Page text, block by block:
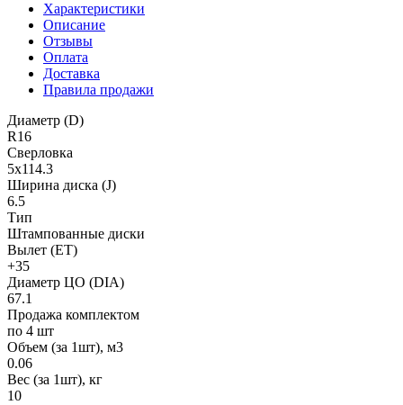
Характеристики
Описание
Отзывы
Оплата
Доставка
Правила продажи
Диаметр (D)
R16
Сверловка
5х114.3
Ширина диска (J)
6.5
Тип
Штампованные диски
Вылет (ET)
+35
Диаметр ЦО (DIA)
67.1
Продажа комплектом
по 4 шт
Объем (за 1шт), м3
0.06
Вес (за 1шт), кг
10